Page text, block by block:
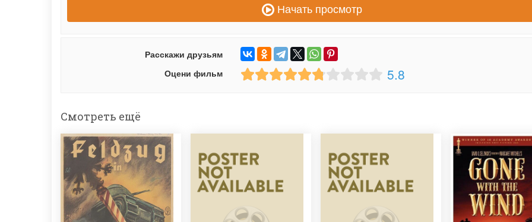
Начать просмотр
Расскажи друзьям
Оцени фильм
5.8
Смотреть ещё